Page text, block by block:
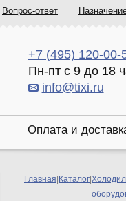
Вопрос-ответ
+7 (495) 120-00-
Пн-пт с 9 до 18
info@tixi.ru
Оплата и
Главная Каталог